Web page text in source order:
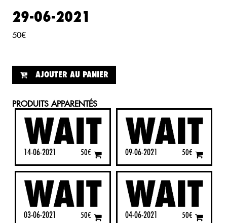
29-06-2021
50€
AJOUTER AU PANIER
PRODUITS APPARENTÉS
14-06-2021 50€ 09-06-2021 50€
03-06-2021 50€ 04-06-2021 50€